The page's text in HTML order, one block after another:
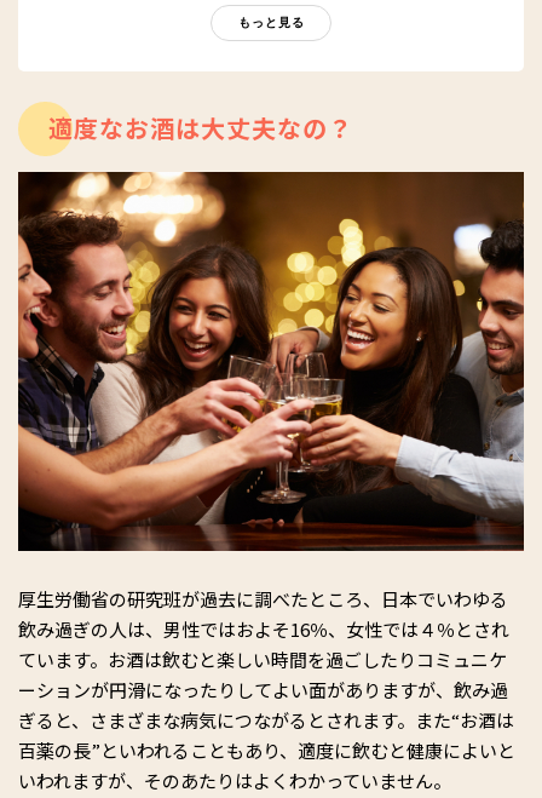
聞社グループの日経BP社において「日経メディカル」「日経バ
イオテク」「日経ビジネス」の編集者、記者を務めた後、医療
ポータルサイト最大手のエムスリーなどを経て、2017年に会社
信。
YouTube： https://youtube.com/@stellach
もっと見る
適度なお酒は大丈夫なの？
厚生労働省の研究班が過去に調べたところ、日本でいわゆる
飲み過ぎの人は、男性ではおよそ16％、女性では４％とされ
ています。お酒は飲むと楽しい時間を過ごしたりコミュニケ
ーションが円滑になったりしてよい面がありますが、飲み過
ぎると、さまざまな病気につながるとされます。また“お酒は
百薬の長”といわれることもあり、適度に飲むと健康によいと
いわれますが、そのあたりはよくわかっていません。